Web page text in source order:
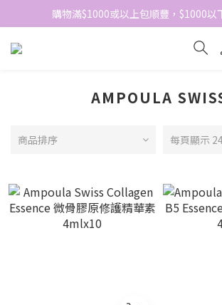
網站免費登記會員，會員優惠價於結帳
購物滿$1000或以上包順豐，$1000以
網站免費登記會員，會員優惠價於結帳
AMPOULA
商品排序 每頁顯示